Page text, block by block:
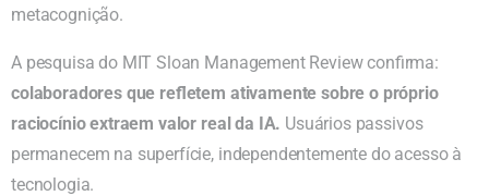
metacognição.
A pesquisa do MIT Sloan Management Review confirma:
colaboradores que refletem ativamente sobre o próprio
raciocínio extraem valor real da IA. Usuários passivos
permanecem na superfície, independentemente do acesso à
tecnologia.